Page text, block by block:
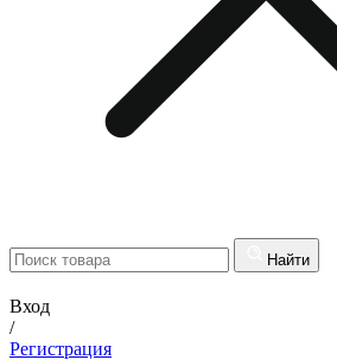
Найти
Вход
/
Регистрация